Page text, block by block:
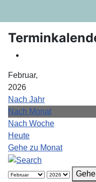
Februar,
2026
Nach Jahr
Nach Monat
Nach Woche
Heute
Gehe zu Monat